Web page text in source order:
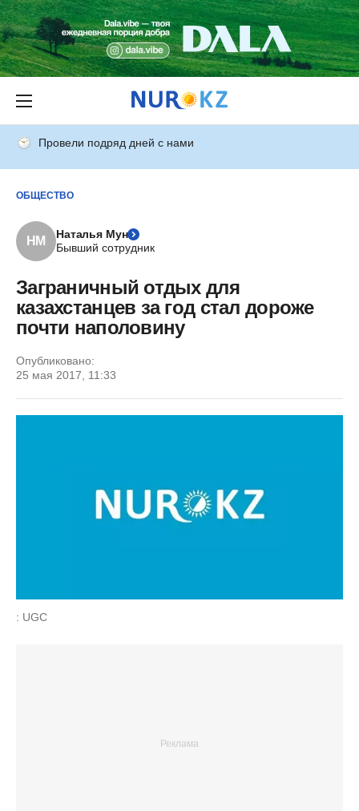
Провели подряд дней с нами
ОБЩЕСТВО
НМ
Наталья Мун
Бывший сотрудник
Заграничный отдых для
казахстанцев за год стал дороже
почти наполовину
Опубликовано:
25 мая 2017, 11:33
: UGC